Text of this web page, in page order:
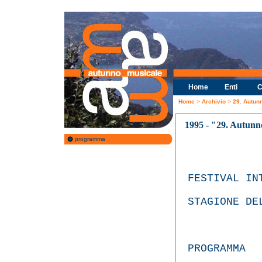
programma
Home Enti
Home > Archivio > 29.
1995 - "29.
FESTIVAL
STAGIONE
PROGRAMMA